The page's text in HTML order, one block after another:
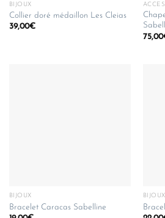
BIJOUX
Collier doré médaillon Les Cleias
39,00€
75,00
BIJOUX
Bracelet Caracas Sabelline
BIJOUX